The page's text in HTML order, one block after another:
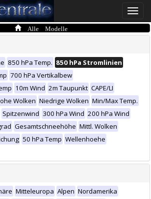
Toggle
Alle Modelle
850 hPa Temp. 850 hPa Stromlinien
700 hPa Vertikalbew
10m Wind 2m Taupunkt CAPE/LI
Wolken Niedrige Wolken Min/Max Temp.
Spitzenwind 300 hPa Wind 200 hPa Wind
Gesamtschneehöhe Mittl. Wolken
50 hPa Temp Wellenhoehe
Mitteleuropa Alpen Nordamerika